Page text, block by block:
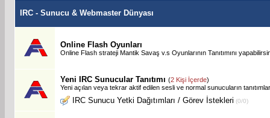
IRC - Sunucu & Webmaster Dünyası
Online Flash Oyunları
Online Flash strateji Mantik Savaş v.s Oyunlarının Tanıtımını
Yeni IRC Sunucular Tanıtımı (2 Kişi İçerde)
Yeni açılan veya tekrar aktif edilen sesli ve normal sunucuların
IRC Sunucu Yetki Dağıtımları / Görev İstekleri (0/0)